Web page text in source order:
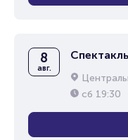
8
авг.
сб 19:30